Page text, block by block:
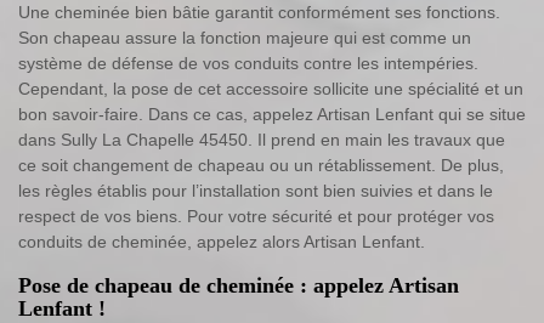
Une cheminée bien bâtie garantit conformément ses fonctions.
Son chapeau assure la fonction majeure qui est comme un
système de défense de vos conduits contre les intempéries.
Cependant, la pose de cet accessoire sollicite une spécialité et un
bon savoir-faire. Dans ce cas, appelez Artisan Lenfant qui se situe
dans Sully La Chapelle 45450. Il prend en main les travaux que
ce soit changement de chapeau ou un rétablissement. De plus,
les règles établis pour l’installation sont bien suivies et dans le
respect de vos biens. Pour votre sécurité et pour protéger vos
conduits de cheminée, appelez alors Artisan Lenfant.
Pose de chapeau de cheminée : appelez Artisan
Lenfant !